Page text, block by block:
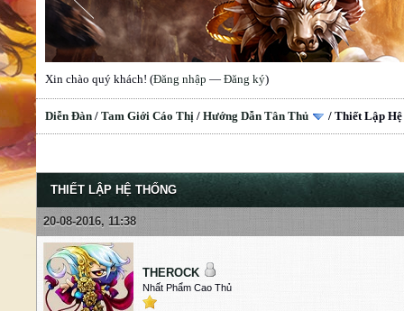
Xin chào quý khách! (Đăng nhập — Đăng ký)
Diễn Đàn / Tam Giới Cáo Thị / Hướng Dẫn Tân Thủ / Thiết Lập
THIẾT LẬP HỆ THỐNG
20-08-2016, 11:38
THEROCK
Nhất Phẩm Cao Thủ